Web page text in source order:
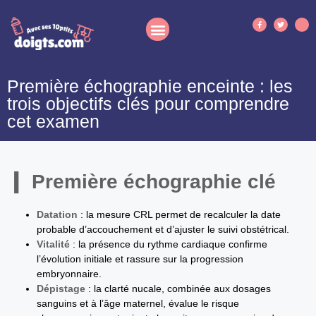
Première échographie enceinte : les
trois objectifs clés pour comprendre
cet examen
Première échographie clé
Datation : la mesure CRL permet de recalculer la date
probable d’accouchement et d’ajuster le suivi obstétrical.
Vitalité : la présence du rythme cardiaque confirme
l’évolution initiale et rassure sur la progression
embryonnaire.
Dépistage : la clarté nucale, combinée aux dosages
sanguins et à l’âge maternel, évalue le risque